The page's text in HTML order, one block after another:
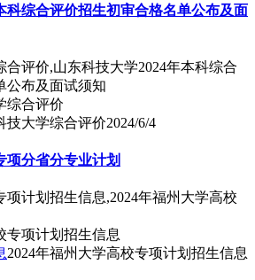
科综合评价招生初审合格名单公布及面
合评价,山东科技大学2024年本科综合
公布及面试须知
技大学综合评价2024/6/4
项分省分专业计划
项计划招生信息,2024年福州大学高校
2024年福州大学高校专项计划招生信息